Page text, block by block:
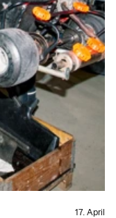
17. April